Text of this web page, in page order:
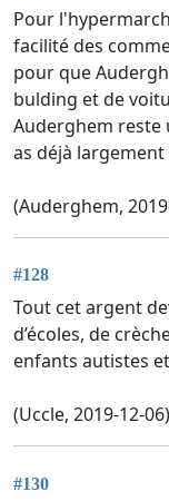
Pour
facilité des
pour que
bulding et de
Auderghem reste
as déjà
(Auderghem,
#128
Tout cet argent
d’écoles, de
enfants autistes
(Uccle, 2019-12-06)
#130